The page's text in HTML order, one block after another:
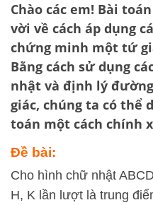
Chào các em! Bài
vời về cách áp dụng
chứng minh một tứ
Bằng cách sử dụng
nhật và định lý
giác, chúng ta có thể
toán một cách chính
Đề bài:
Cho hình chữ nhật
H, K lần lượt là trung